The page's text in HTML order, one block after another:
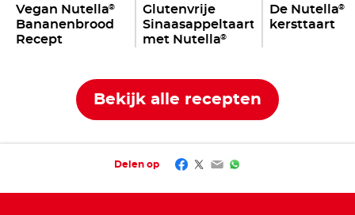
Vegan Nutella®
Bananenbrood
Recept
Glutenvrije
Sinaasappeltaart
met Nutella®
De Nutella®
kersttaart
Bekijk alle recepten
Delen op Facebook
Twitter
EmailWhatsApp